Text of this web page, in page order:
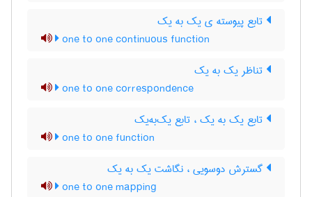
تابع پیوسته ی یک به یک
one to one continuous function
تناظر یک به یک
one to one correspondence
تابع یک به یک ، تابع یک‌به‌یک
one to one function
گسترش دوسویی ، نگاشت یک به یک
one to one mapping